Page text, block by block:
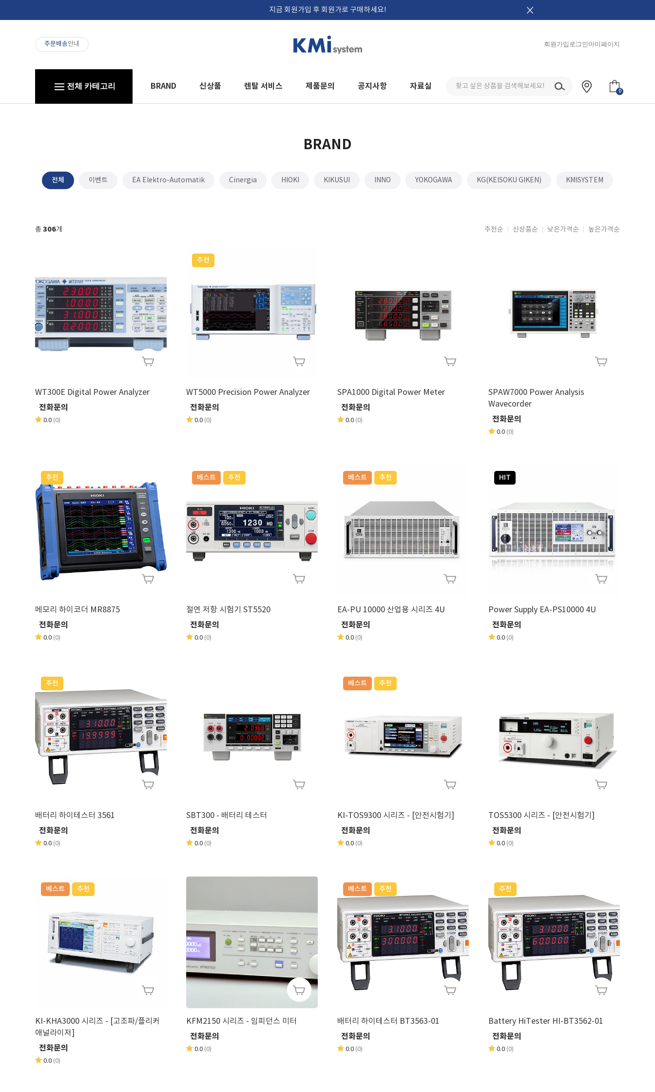
지금 회원가입 후 회원가로 구매하세요!
주문배송안내 회원가입 로그인 마이페이지
전체 카테고리 BRAND 신상품 렌탈 서비스 제품문의 공지사항 자료실 0
BRAND
전체 이벤트 EA Elektro-Automatik Cinergia HIOKI KIKUSUI INNO YOKOGAWA KG(KEISOKU GIKEN) KMISYSTEM
총 306개 추천순 신상품순 낮은가격순 높은가격순
WT300E Digital Power Analyzer
전화문의
0.0 (0)
추천
WT5000 Precision Power Analyzer
전화문의
0.0 (0)
SPA1000 Digital Power Meter
전화문의
0.0 (0)
SPAW7000 Power Analysis
Wavecorder
전화문의
0.0 (0)
추천
메모리 하이코더 MR8875
전화문의
0.0 (0)
베스트 추천
절연 저항 시험기 ST5520
전화문의
0.0 (0)
베스트 추천
EA-PU 10000 산업용 시리즈 4U
전화문의
0.0 (0)
HIT
Power Supply EA-PS10000 4U
전화문의
0.0 (0)
추천
배터리 하이테스터 3561
전화문의
0.0 (0)
SBT300 - 배터리 테스터
전화문의
0.0 (0)
베스트 추천
KI-TOS9300 시리즈 - [안전시험기]
전화문의
0.0 (0)
TOS5300 시리즈 - [안전시험기]
전화문의
0.0 (0)
베스트 추천
KI-KHA3000 시리즈 - [고조파/플리커
애널라이저]
전화문의
0.0 (0)
KFM2150 시리즈 - 임피던스 미터
전화문의
0.0 (0)
베스트 추천
배터리 하이테스터 BT3563-01
전화문의
0.0 (0)
추천
Battery HiTester HI-BT3562-01
전화문의
0.0 (0)